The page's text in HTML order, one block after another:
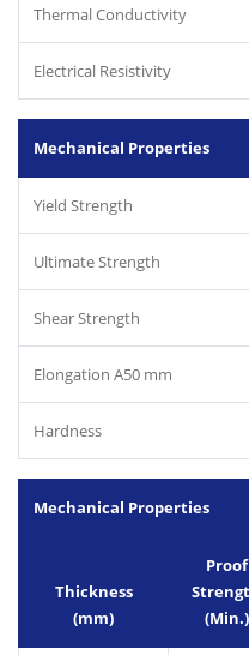
Thermal Conductivity
Electrical Resistivity
Mechanical Properties
Yield Strength
Ultimate Strength
Shear Strength
Elongation A50 mm
Hardness
Mechanical Properties
Thickness
(mm)
Proof
(Min.)